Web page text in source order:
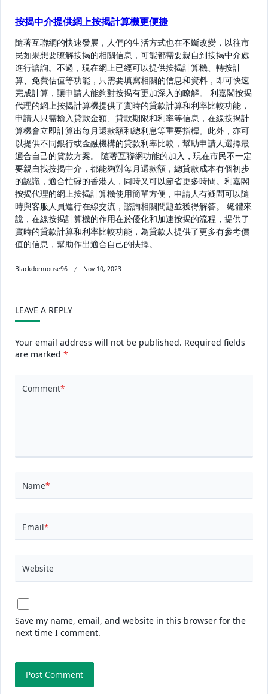
按揭中介提供網上按揭計算機更便捷
隨著互聯網的快速發展，人們的生活方式也在不斷改變，以往市
民如果想要瞭解按揭的相關信息，可能都需要親自到按揭中介處
進行諮詢。不過，現在網上已經可以提供按揭計算機、轉按計
算、免費估值等功能，只需要填寫相關的信息和資料，即可快速
完成計算，讓申請人能夠對按揭有更加深入的瞭解。 利嘉閣按揭
代理的網上按揭計算機提供了實時的貸款計算和利率比較功能，
申請人只需輸入貸款金額、貸款期限和利率等信息，在線按揭計
算機會立即計算出每月還款額和總利息等重要指標。此外，亦可
以提供不同銀行或金融機構的貸款利率比較，幫助申請人選擇最
適合自己的貸款方案。 隨著互聯網功能的加入，現在市民不一定
要親自找按揭中介，都能夠對每月還款額，總貸款成本有個初步
的認識，適合忙碌的香港人，同時又可以節省更多時間。利嘉閣
按揭代理的網上按揭計算機使用簡單方便，申請人有疑問可以隨
時與客服人員進行在線交流，諮詢相關問題並獲得解答。 總體來
說，在線按揭計算機的作用在於優化和加速按揭的流程，提供了
實時的貸款計算和利率比較功能，為貸款人提供了更多有參考價
值的信息，幫助作出適合自己的抉擇。
Blackdormouse96 Nov 10, 2023
LEAVE A REPLY
Your email address will not be published. Required fields
are marked *
Comment*
Name*
Email*
Website
Save my name, email, and website in this browser for the
next time I comment.